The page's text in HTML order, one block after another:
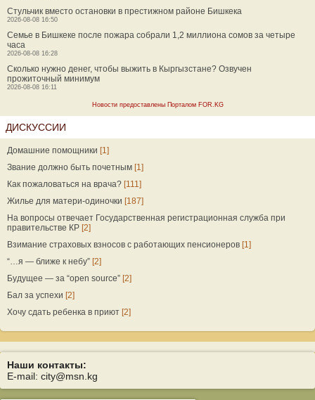
Стульчик вместо остановки в престижном районе Бишкека
2026-08-08 16:50
Семье в Бишкеке после пожара собрали 1,2 миллиона сомов за четыре
часа
2026-08-08 16:28
Сколько нужно денег, чтобы выжить в Кыргызстане? Озвучен
прожиточный минимум
2026-08-08 16:11
Новости предоставлены Порталом FOR.KG
ДИСКУССИИ
Домашние помощники [1]
Звание должно быть почетным [1]
Как пожаловаться на врача? [111]
Жилье для матери-одиночки [187]
На вопросы отвечает Государственная регистрационная служба при
правительстве КР [2]
Взимание страховых взносов с работающих пенсионеров [1]
“…я — ближе к небу” [2]
Будущее — за “open source” [2]
Бал за успехи [2]
Хочу сдать ребенка в приют [2]
Наши контакты:
E-mail: city@msn.kg